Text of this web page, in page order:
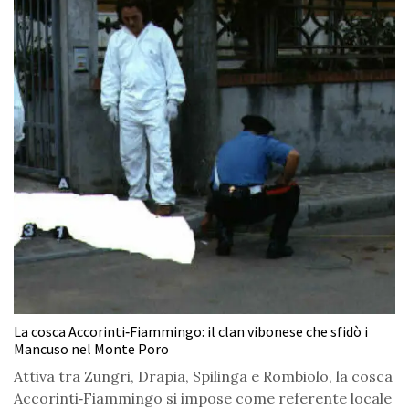
La cosca Accorinti‑Fiammingo: il clan vibonese che sfidò i
Mancuso nel Monte Poro
Attiva tra Zungri, Drapia, Spilinga e Rombiolo, la cosca
Accorinti‑Fiammingo si impose come referente locale